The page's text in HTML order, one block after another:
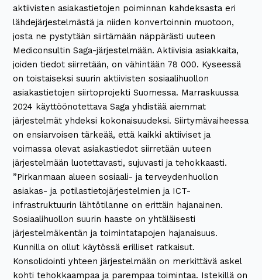
aktiivisten asiakastietojen poiminnan kahdeksasta eri
lähdejärjestelmästä ja niiden konvertoinnin muotoon,
josta ne pystytään siirtämään näppärästi uuteen
Mediconsultin Saga-järjestelmään. Aktiivisia asiakkaita,
joiden tiedot siirretään, on vähintään 78 000. Kyseessä
on toistaiseksi suurin aktiivisten sosiaalihuollon
asiakastietojen siirtoprojekti Suomessa. Marraskuussa
2024 käyttöönotettava Saga yhdistää aiemmat
järjestelmät yhdeksi kokonaisuudeksi. Siirtymävaiheessa
on ensiarvoisen tärkeää, että kaikki aktiiviset ja
voimassa olevat asiakastiedot siirretään uuteen
järjestelmään luotettavasti, sujuvasti ja tehokkaasti.
”Pirkanmaan alueen sosiaali- ja terveydenhuollon
asiakas- ja potilastietojärjestelmien ja ICT-
infrastruktuurin lähtötilanne on erittäin hajanainen.
Sosiaalihuollon suurin haaste on yhtäläisesti
järjestelmäkentän ja toimintatapojen hajanaisuus.
Kunnilla on ollut käytössä erilliset ratkaisut.
Konsolidointi yhteen järjestelmään on merkittävä askel
kohti tehokkaampaa ja parempaa toimintaa. Istekillä on